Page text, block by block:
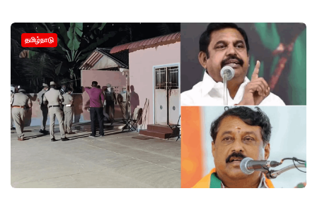
தமிழ்நாடு